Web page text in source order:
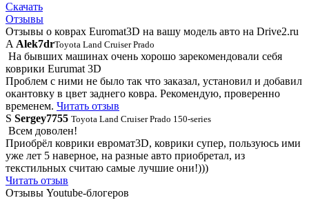
Скачать
Отзывы
Отзывы о коврах Euromat3D на вашу модель авто на Drive2.ru
A Alek7drToyota Land Cruiser Prado
На бывших машинах очень хорошо зарекомендовали себя
коврики Eurumat 3D
Проблем с ними не было так что заказал, установил и добавил
окантовку в цвет заднего ковра. Рекомендую, проверенно
временем. Читать отзыв
S Sergey7755 Toyota Land Cruiser Prado 150-series
Всем доволен!
Приобрёл коврики евромат3D, коврики супер, пользуюсь ими
уже лет 5 наверное, на разные авто приобретал, из
текстильных считаю самые лучшие они!)))
Читать отзыв
Отзывы Youtube-блогеров